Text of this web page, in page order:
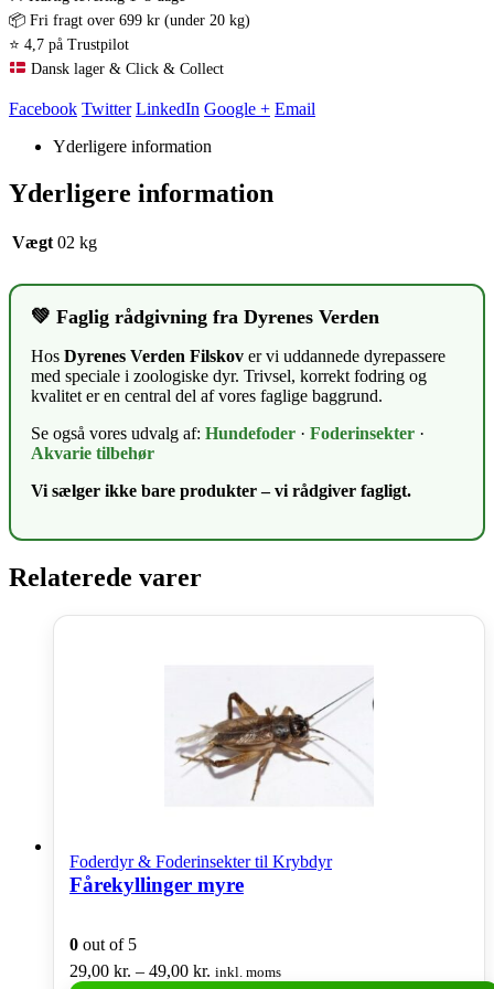
📦 Fri fragt over 699 kr (under 20 kg)
⭐ 4,7 på Trustpilot
Dansk lager & Click & Collect
Facebook Twitter LinkedIn Google + Email
Yderligere information
Yderligere information
Vægt 02 kg
💚 Faglig rådgivning fra Dyrenes Verden
Hos Dyrenes Verden Filskov er vi uddannede dyrepassere
med speciale i zoologiske dyr. Trivsel, korrekt fodring og
kvalitet er en central del af vores faglige baggrund.
Se også vores udvalg af: Hundefoder · Foderinsekter ·
Akvarie tilbehør
Vi sælger ikke bare produkter – vi rådgiver fagligt.
Relaterede varer
Foderdyr & Foderinsekter til Krybdyr
Fårekyllinger myre
0 out of 5
29,00 kr. – 49,00 kr. Prisinterval:
inkl. moms